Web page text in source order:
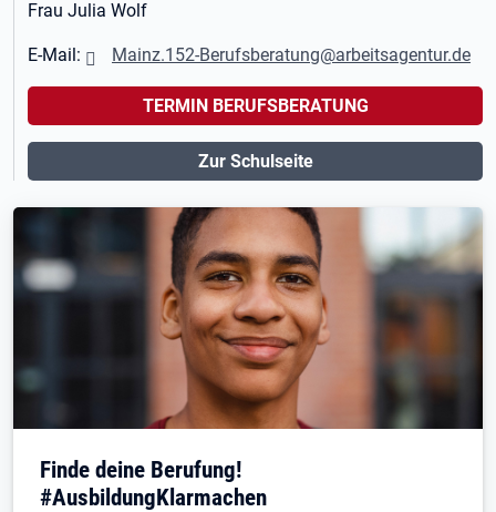
Frau Julia Wolf
E-Mail: Mainz.152-Berufsberatung@arbeitsagentur.de
TERMIN BERUFSBERATUNG
Zur Schulseite
Finde deine Berufung!
#AusbildungKlarmachen